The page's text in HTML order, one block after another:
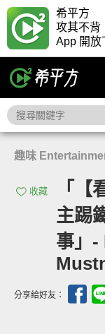
希平方
攻其不背
App 開放
趣味
收藏
「
主踢
事」
分享給好友：